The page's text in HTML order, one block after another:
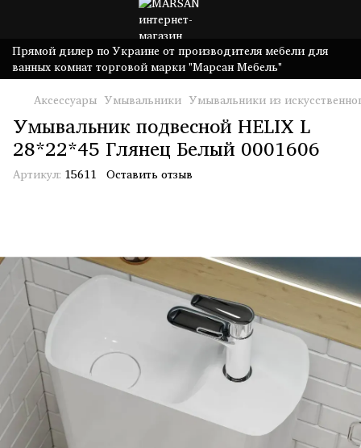
Прямой дилер по Украине от производителя мебели для
ванных комнат торговой марки "Марсан Мебель"
Аксессуары Умывальники Умывальники из
Умывальник подвесной HELIX L
28*22*45 Глянец Белый 0001606
Артикул: 15611 Оставить отзыв